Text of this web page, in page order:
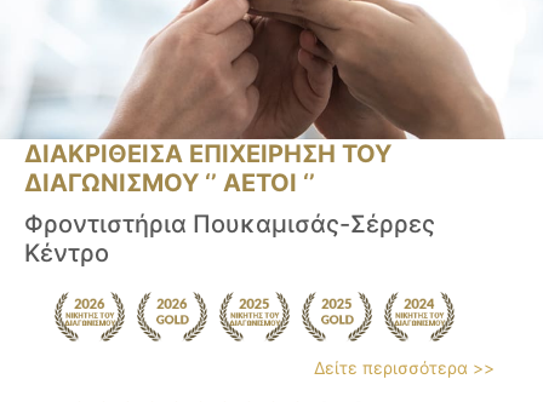
ΔΙΑΚΡΙΘΕΙΣΑ ΕΠΙΧΕΙΡΗΣΗ ΤΟΥ
ΔΙΑΓΩΝΙΣΜΟΥ ‘’ ΑΕΤΟΙ ‘’
Φροντιστήρια Πουκαμισάς-Σέρρες
Κέντρο
Δείτε περισσότερα >>